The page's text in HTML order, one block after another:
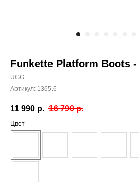
Funkette Platform Boots
UGG
Артикул: 1365.6
11 990 р. 16 790 р.
Цвет